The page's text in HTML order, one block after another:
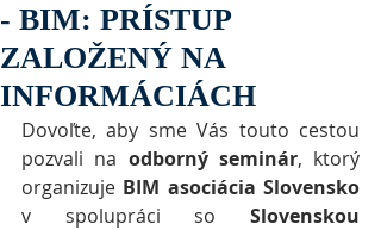
- BIM: PRÍSTUP
ZALOŽENÝ NA
INFORMÁCIÁCH
Dovoľte, aby sme Vás touto cestou
pozvali na odborný seminár, ktorý
organizuje BIM asociácia Slovensko
v spolupráci so Slovenskou